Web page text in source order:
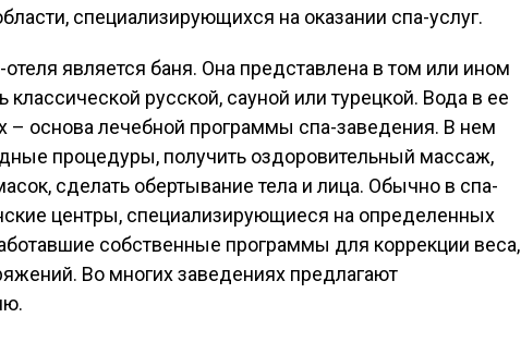
специализирующихся на оказании спа-услуг.
является баня. Она представлена в том или ином
классической русской, сауной или турецкой. Вода в ее
– основа лечебной программы спа-заведения. В нем
процедуры, получить оздоровительный массаж,
сделать обертывание тела и лица. Обычно в спа-
центры, специализирующиеся на определенных
собственные программы для коррекции веса,
Во многих заведениях предлагают